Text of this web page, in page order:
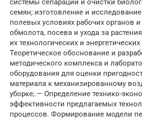
системы сепарации и очистки
семян; изготовление и
полевых условиях рабочих органов
обмолота, посева и ухода за
их технологических и
Теоретическое обоснование и
методического комплекса и
оборудования для оценки
материала к механизированному
уборке; — Определение технико-
эффективности предлагаемых
процессов. Формирование модели